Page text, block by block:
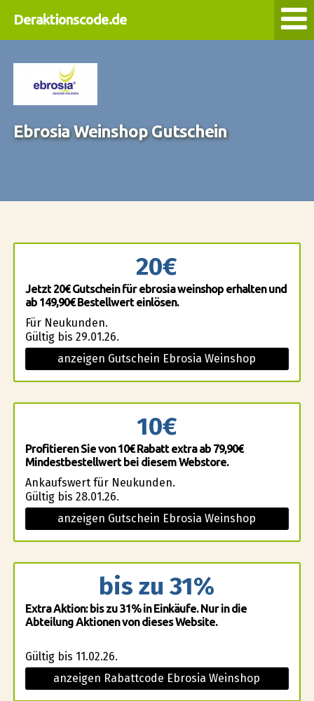
Deraktionscode.de
Ebrosia Weinshop Gutschein
20€
Jetzt 20€ Gutschein für ebrosia weinshop erhalten und
ab 149,90€ Bestellwert einlösen.
Für Neukunden.
Gültig bis 29.01.26.
anzeigen Gutschein Ebrosia Weinshop
10€
Profitieren Sie von 10€ Rabatt extra ab 79,90€
Mindestbestellwert bei diesem Webstore.
Ankaufswert für Neukunden.
Gültig bis 28.01.26.
anzeigen Gutschein Ebrosia Weinshop
bis zu 31%
Extra Aktion: bis zu 31% in Einkäufe. Nur in die
Abteilung Aktionen von dieses Website.
Gültig bis 11.02.26.
anzeigen Rabattcode Ebrosia Weinshop